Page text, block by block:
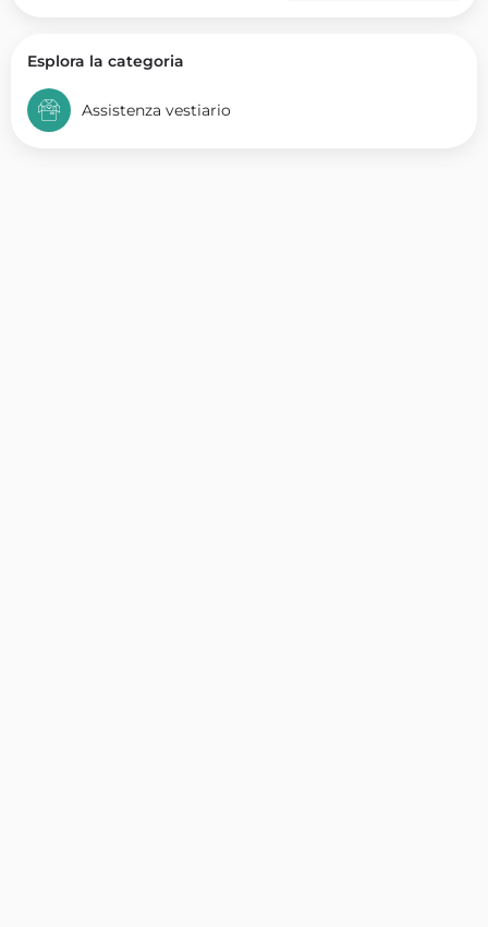
Esplora la categoria
Assistenza vestiario